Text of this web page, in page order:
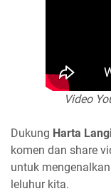
Video
Dukung Harta
komen dan share
untuk
leluhur kita.